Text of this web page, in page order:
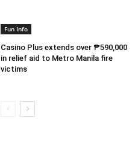
Fun Info
Casino Plus extends over ₱590,000
in relief aid to Metro Manila fire
victims